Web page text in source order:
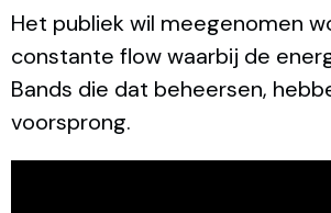
Het publiek wil meegenomen
constante flow waarbij de
Bands die dat beheersen,
voorsprong.